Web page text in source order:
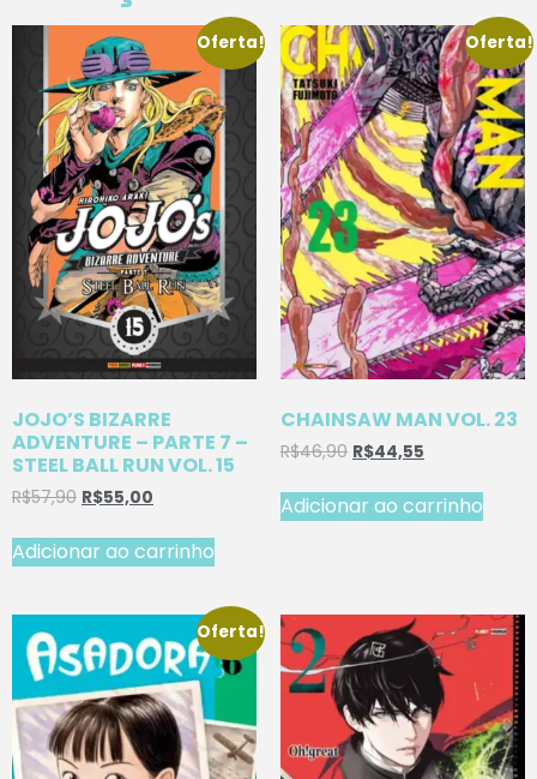
Oferta!
JOJO’S BIZARRE
ADVENTURE – PARTE 7 –
STEEL BALL RUN VOL. 15
R$57,90 R$55,00
Adicionar ao carrinho
Oferta!
CHAINSAW MAN VOL. 23
R$46,90 R$44,55
Adicionar ao carrinho
Oferta!